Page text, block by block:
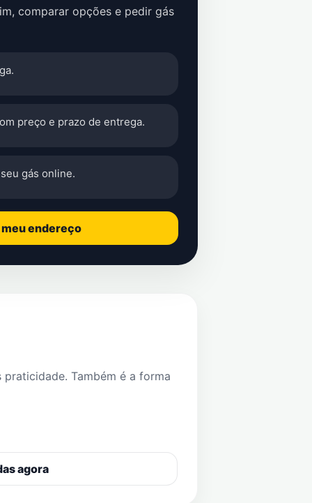
, comparar opções e pedir gás
preço e prazo de entrega.
gás online.
endereço
Também é a forma
agora